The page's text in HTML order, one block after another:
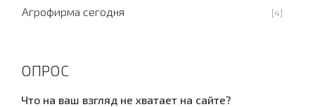
Агрофирма сегодня [4]
ОПРОС
Что на ваш взгляд не хватает на сайте?